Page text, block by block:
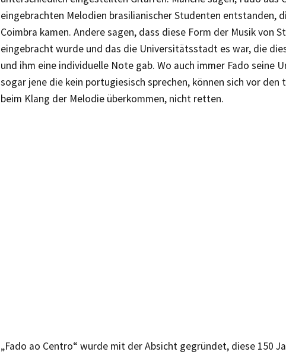
eingebrachten Melodien brasilianischer Studenten entstanden,
Coimbra kamen. Andere sagen, dass diese Form der Musik von
eingebracht wurde und das die Universitätsstadt es war, die
und ihm eine individuelle Note gab. Wo auch immer Fado seine
sogar jene die kein portugiesisch sprechen, können sich vor den
beim Klang der Melodie überkommen, nicht retten.
„Fado ao Centro“ wurde mit der Absicht gegründet, diese 150